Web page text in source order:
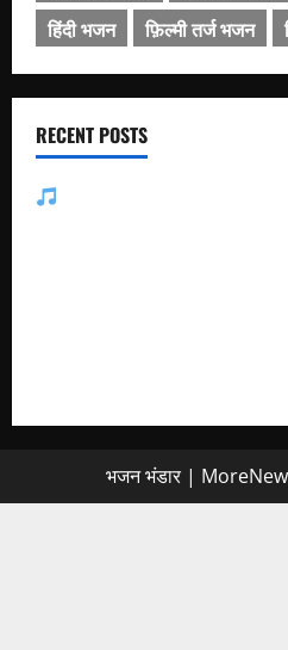
हिंदी भजन
फ़िल्मी तर्ज भजन
RECENT POSTS
भजन भंडार |